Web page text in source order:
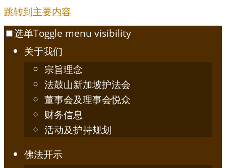
跳转到主要内容
选单Toggle menu visibility
关于我们
宗旨理念
法鼓山新加坡护法会
董事会及理事会悦众
财务信息
活动及护持规划
佛法开示